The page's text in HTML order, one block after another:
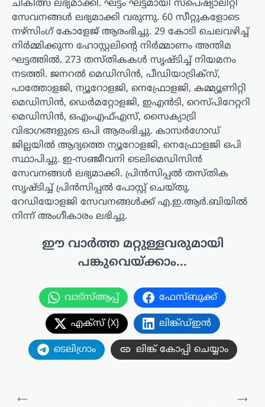
ചികിത്സ ലഭ്യമാക്കി. ഘട്ടം ഘട്ടമായി സ്‌പെഷ്യാലിറ്റി
സേവനങ്ങള്‍ ലഭ്യമാക്കി വരുന്നു. 60 സീറ്റുകളോടെ
നഴ്‌സിംഗ് കോളേജ് ആരംഭിച്ചു. 29 കോടി ചെലവഴിച്ച്
നിര്‍മ്മിക്കുന്ന ഹോസ്റ്റലിന്റെ നിര്‍മ്മാണം അന്തിമ
ഘട്ടത്തില്‍. 273 തസ്തികകള്‍ സൃഷ്ടിച്ച് നിയമനം
നടത്തി. ജനറല്‍ മെഡിസിന്‍, പീഡിയാട്രിക്‌സ്,
പാത്തോളജി, ന്യൂറോളജി, നെഫ്രോളജി, കമ്മ്യൂണിറ്റി
മെഡിസിന്‍, ഡെര്‍മറ്റോളജി, ഇഎന്‍ടി, റെസ്പിറേറ്ററി
മെഡിസിന്‍, ഒഎംഎഫ്എസ്, സൈക്യാട്രി
വിഭാഗങ്ങളുടെ ഒപി ആരംഭിച്ചു. കാസര്‍ഗോഡ്
ജില്ലയില്‍ ആദ്യത്തെ ന്യൂറോളജി, നെഫ്രോളജി ഒപി
സ്ഥാപിച്ചു. ഇ-സഞ്ജീവനി ടെലിമെഡിസിന്‍
സേവനങ്ങള്‍ ലഭ്യമാക്കി. പ്രിന്‍സിപ്പല്‍ തസ്തിക
സൃഷ്ടിച്ച് പ്രിന്‍സിപ്പല്‍ പോസ്റ്റ് ചെയ്തു.
റേഡിയോളജി സേവനങ്ങള്‍ക്ക് എ.ഇ.ആര്‍.ബിയില്‍
നിന്ന് അംഗീകാരം ലഭിച്ചു.
ഈ വാർത്ത മറ്റുള്ളവരുമായി
പങ്കുവെയ്ക്കാം...
വാട്സ്ആപ്പ് ഫേസ്ബുക്ക്
എക്സ് (X) ലിങ്ക്ഡ്ഇൻ
ടെലിഗ്രാം ലിങ്ക് കോപ്പി ചെയ്യാം
പോസ്റ്റുകളിലൂടെ
⟵
⟶